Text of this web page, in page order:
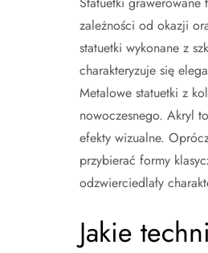
zależności od okazji
statuetki wykonane z
charakteryzuje się
Metalowe statuetki z
nowoczesnego. Akryl
efekty wizualne.
przybierać formy
odzwierciedlały
Jakie